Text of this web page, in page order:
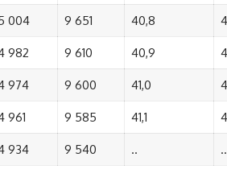
004 9 651 40,8
982 9 610 40,9
974 9 600 41,0
961 9 585 41,1
934 9 540 .. ..